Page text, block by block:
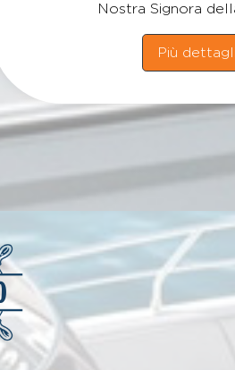
Nostra Signora
Più dettagli